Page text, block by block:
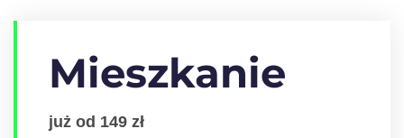
Mieszkanie
już od 149 zł